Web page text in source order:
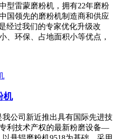
型雷蒙磨粉机，拥有22年磨粉
国领先的磨粉机制造商和供应
经过我们的专家优化升级改
、环保、占地面积小等优点，
机
公司新近推出具有国际先进技
利技术产权的最新粉磨设备—